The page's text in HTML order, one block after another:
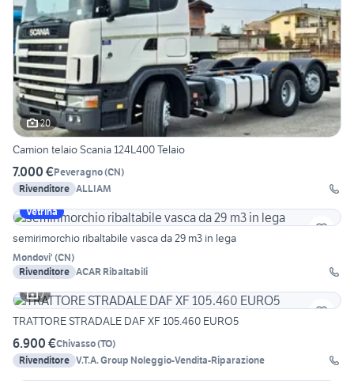
20
Camion telaio Scania 124L400 Telaio
7.000 €Peveragno(CN)
Rivenditore ALLIAM
Vetrina
semirimorchio ribaltabile vasca da 29 m3 in lega
Mondovi' (CN)
Rivenditore ACAR Ribaltabili
7
TRATTORE STRADALE DAF XF 105.460 EURO5
6.900 €Chivasso(TO)
Rivenditore
V.T.A. Group Noleggio-Vendita-Riparazione